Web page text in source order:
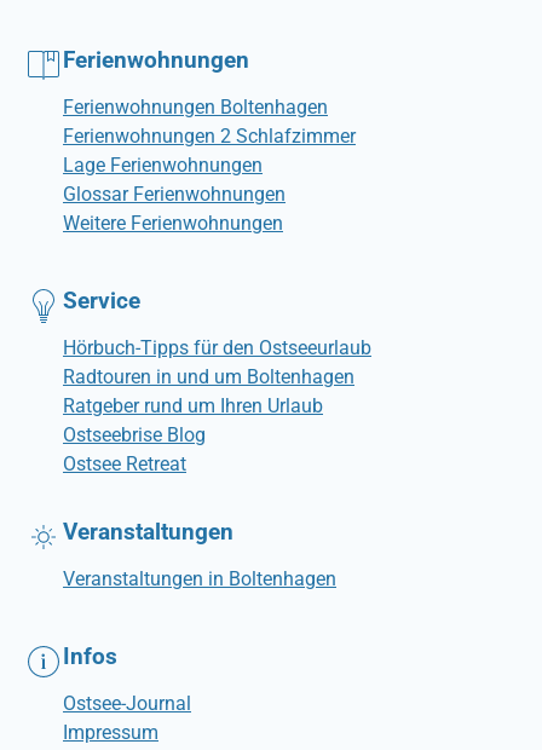
Ferienwohnungen
Ferienwohnungen Boltenhagen
Ferienwohnungen 2 Schlafzimmer
Lage Ferienwohnungen
Glossar Ferienwohnungen
Weitere Ferienwohnungen
Service
Hörbuch-Tipps für den Ostseeurlaub
Radtouren in und um Boltenhagen
Ratgeber rund um Ihren Urlaub
Ostseebrise Blog
Ostsee Retreat
Veranstaltungen
Veranstaltungen in Boltenhagen
Infos
Ostsee-Journal
Impressum